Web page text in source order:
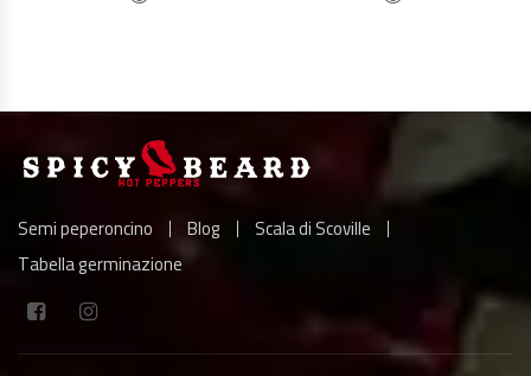
Semi peperoncino Blog
Scala di Scoville
Tabella germinazione